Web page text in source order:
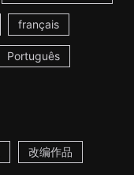
français
Português
改编作品